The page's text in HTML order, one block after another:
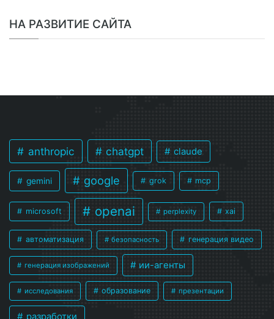
НА РАЗВИТИЕ САЙТА
anthropic chatgpt claude
gemini google grok mcp
microsoft openai perplexity xai
автоматизация безопасность генерация видео
генерация изображений ии-агенты
исследования образование презентации
разработки